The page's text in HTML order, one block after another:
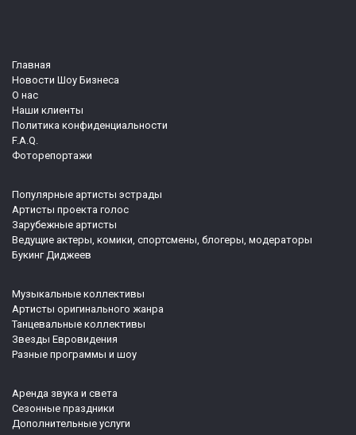
Главная
Новости Шоу Бизнеса
О нас
Наши клиенты
Политика конфиденциальности
F.A.Q.
Фоторепортажи
Популярные артисты эстрады
Артисты проекта голос
Зарубежные артисты
Ведущие актеры, комики, спортсмены, блогеры, модераторы
Букинг Диджеев
Музыкальные коллективы
Артисты оригинального жанра
Танцевальные коллективы
Звезды Евровидения
Разные программы и шоу
Аренда звука и света
Сезонные праздники
Дополнительные услуги